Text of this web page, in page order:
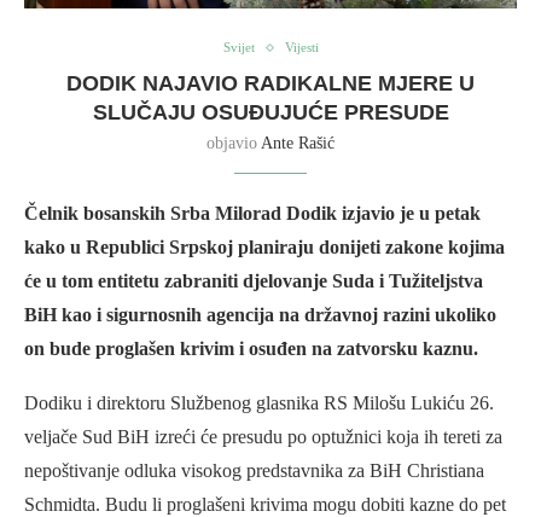
Svijet Vijesti
DODIK NAJAVIO RADIKALNE MJERE U
SLUČAJU OSUĐUJUĆE PRESUDE
objavio Ante Rašić
Čelnik bosanskih Srba Milorad Dodik izjavio je u petak
kako u Republici Srpskoj planiraju donijeti zakone kojima
će u tom entitetu zabraniti djelovanje Suda i Tužiteljstva
BiH kao i sigurnosnih agencija na državnoj razini ukoliko
on bude proglašen krivim i osuđen na zatvorsku kaznu.
Dodiku i direktoru Službenog glasnika RS Milošu Lukiću 26.
veljače Sud BiH izreći će presudu po optužnici koja ih tereti za
nepoštivanje odluka visokog predstavnika za BiH Christiana
Schmidta. Budu li proglašeni krivima mogu dobiti kazne do pet